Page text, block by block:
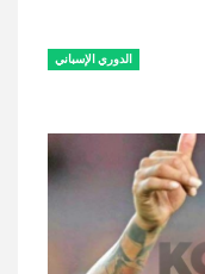
الدوري الإسباني